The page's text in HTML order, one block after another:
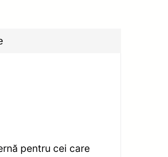
pentru cei care